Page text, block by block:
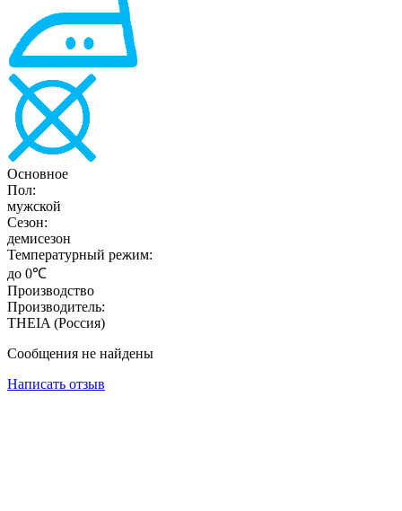
Основное
Пол:
мужской
Сезон:
демисезон
Температурный режим:
до 0℃
Производство
Производитель:
THEIA (Россия)
Сообщения не найдены
Написать отзыв